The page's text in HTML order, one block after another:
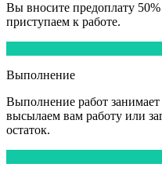
Вы вносите предоплату 50%
приступаем к работе.
Выполнение
Выполнение работ
высылаем вам работу или
остаток.